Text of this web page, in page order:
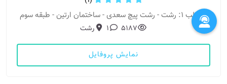
مطب 1: رشت - رشت پیچ سعدی - ساختمان ارتین - طبقه سوم
5187
1 رشت
نمایش پروفایل